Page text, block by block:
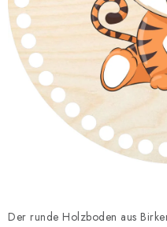
Datenschutzerklärung
Der runde Holzboden aus